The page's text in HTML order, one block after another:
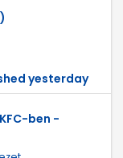
yesterday
ben -